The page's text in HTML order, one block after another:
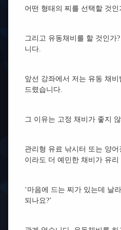
어떤 형태의 찌를 선택할 것인
그리고 유동채비를 할 것인가
니다.
앞선 강좌에서 저는 유동 채
드렸습니다.
그 이유는 고정 채비가 좋지
관리형 유료 낚시터 또는 양
이라도 더 예민한 채비가 유리
‘마음에 드는 찌가 있는데 날
되나요?’